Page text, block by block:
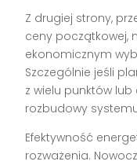
Z drugiej strony,
ceny początkowej,
ekonomicznym
Szczególnie jeśli
z wielu punktów
rozbudowy
Efektywność
rozważenia.